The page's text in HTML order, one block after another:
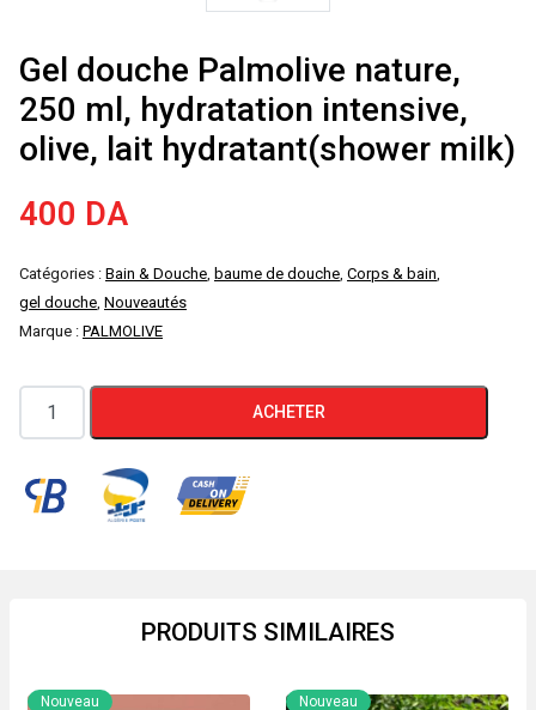
Gel douche Palmolive nature,
250 ml, hydratation intensive,
olive, lait hydratant(shower milk)
400 DA
Catégories : Bain & Douche, baume de douche, Corps & bain,
gel douche, Nouveautés
Marque : PALMOLIVE
quantité
de
douche
intensive,
ACHETER
PRODUITS SIMILAIRES
Nouveau Nouveau